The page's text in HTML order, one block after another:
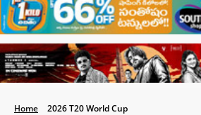
Home 2026 T20 World Cup